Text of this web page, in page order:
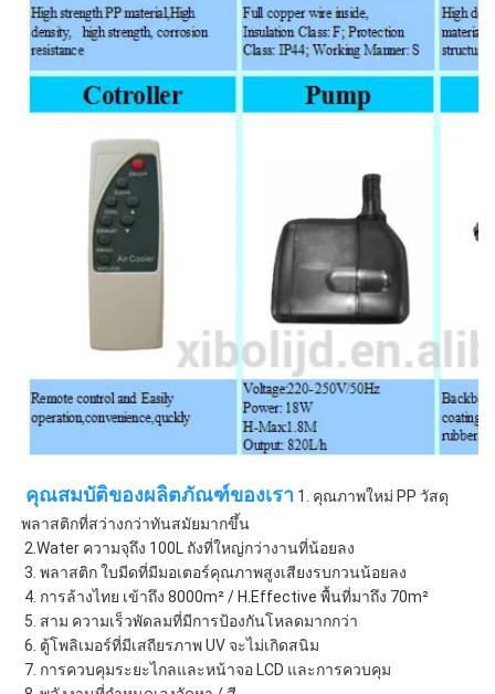
คุณสมบัติของผลิตภัณฑ์ของเรา 1. คุณภาพใหม่ PP วัสดุ
พลาสติกที่สว่างกว่าทันสมัยมากขึ้น
2.Water ความจุถึง 100L ถังที่ใหญ่กว่างานที่น้อยลง
3. พลาสติก ใบมีดที่มีมอเตอร์คุณภาพสูงเสียงรบกวนน้อยลง
4. การล้างไทย เข้าถึง 8000m² / H.Effective พื้นที่มาถึง 70m²
5. สาม ความเร็วพัดลมที่มีการป้องกันโหลดมากกว่า
6. ตู้โพลิเมอร์ที่มีเสถียรภาพ UV จะไม่เกิดสนิม
7. การควบคุมระยะไกลและหน้าจอ LCD และการควบคุม